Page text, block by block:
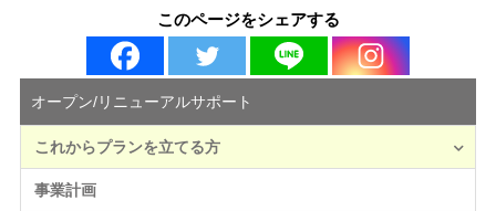
このページをシェアする
オープン/リニューアルサポート
これからプランを立てる方
事業計画